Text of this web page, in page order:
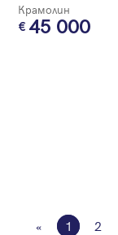
Крамолин
45 000
« 1 2